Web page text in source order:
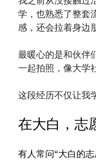
学，也熟悉了整套
感，还会拉着身边
最暖心的是和伙伴
一起拍照，像大学
这段经历不仅让我
在大白，志
有人常问“大白的